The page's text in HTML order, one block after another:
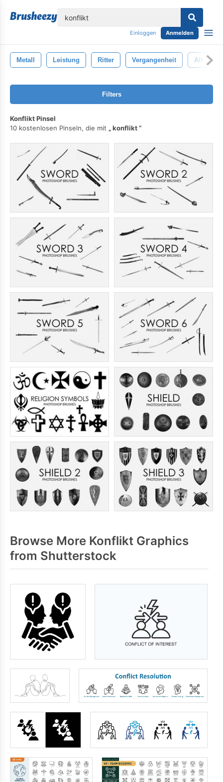
Einloggen Anmelden
Metall Leistung Ritter Vergangenheit Alt
Filters
Konflikt Pinsel
10 kostenlosen Pinseln, die mit
konflikt
Browse More Konflikt Graphics
from Shutterstock